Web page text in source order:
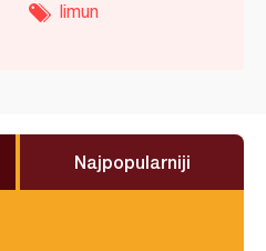
limun
Najpopularniji